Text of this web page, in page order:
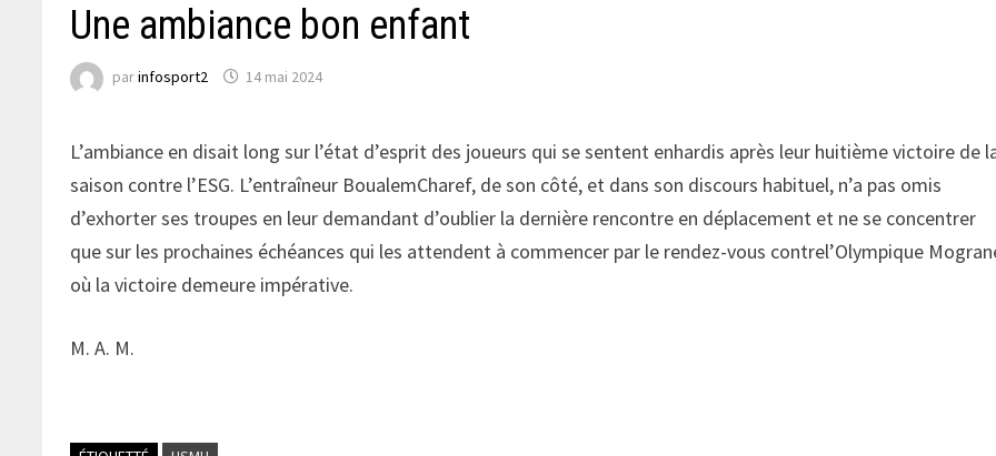
Une ambiance bon enfant
parinfosport2 14 mai 2024
L’ambiance en disait long sur l’état d’esprit des joueurs qui se sentent enhardis après leur huitième victoire de
saison contre l’ESG. L’entraîneur BoualemCharef, de son côté, et dans son discours habituel, n’a pas omis
d’exhorter ses troupes en leur demandant d’oublier la dernière rencontre en déplacement et ne se concentrer
que sur les prochaines échéances qui les attendent à commencer par le rendez-vous contrel’Olympique
où la victoire demeure impérative.
M. A. M.